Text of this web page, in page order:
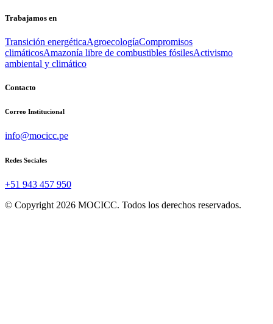
Trabajamos en
Transición energéticaAgroecologíaCompromisos
climáticosAmazonía libre de combustibles fósilesActivismo
ambiental y climático
Contacto
Correo Institucional
info@mocicc.pe
Redes Sociales
+51 943 457 950
© Copyright 2026 MOCICC. Todos los derechos reservados.